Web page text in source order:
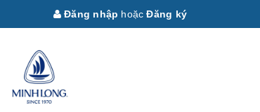
Đăng nhập hoặc Đăng ký